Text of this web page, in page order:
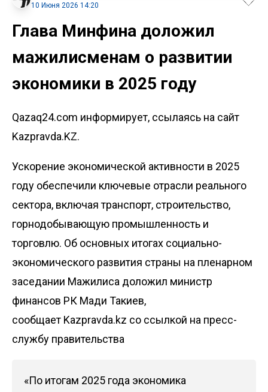
10 Июня 2026 14:20
Глава Минфина доложил
мажилисменам о развитии
экономики в 2025 году
Qazaq24.com информирует, ссылаясь на сайт
Kazpravda.KZ.
Ускорение экономической активности в 2025
году обеспечили ключевые отрасли реального
сектора, включая транспорт, строительство,
горнодобывающую промышленность и
торговлю. Об основных итогах социально-
экономического развития страны на пленарном
заседании Мажилиса доложил министр
финансов РК Мади Такиев,
сообщает Kazpravda.kz со ссылкой на пресс-
службу правительства
«По итогам 2025 года экономика